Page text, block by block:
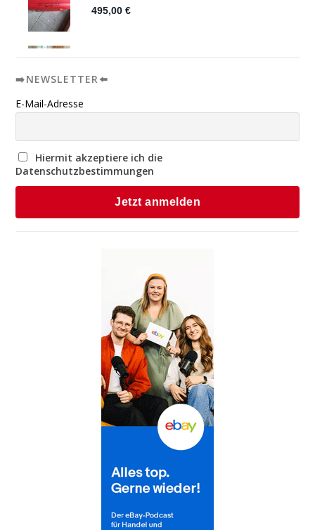
➡️NEWSLETTER⬅️
E-Mail-Adresse
Hiermit akzeptiere ich die
Datenschutzbestimmungen